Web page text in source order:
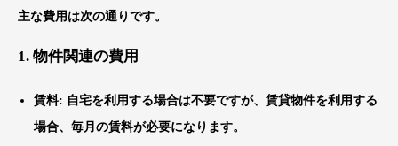
主な費用は次の通りです。
1. 物件関連の費用
賃料: 自宅を利用する場合は不要ですが、賃貸物件を利用する
場合、毎月の賃料が必要になります。